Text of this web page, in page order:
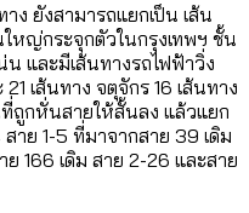
ง ยังสามารถแยกเป็น เส้น
หญ่กระจุกตัวในกรุงเทพฯ ชั้น
และมีเส้นทางรถไฟฟ้าวิ่ง
เส้นทาง จตุจักร 16 เส้นทาง
ถูกหั่นสายให้สั้นลง แล้วแยก
สาย 1-5 ที่มาจากสาย 39 เดิม
166 เดิม สาย 2-26 และสาย